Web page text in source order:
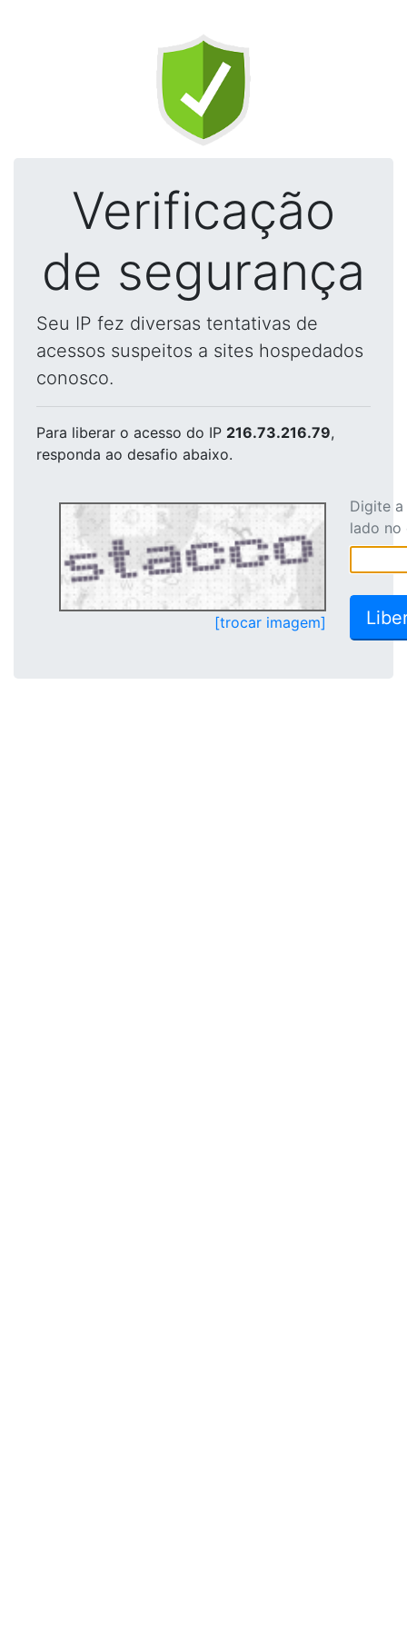
Verificação
de segurança
Seu IP fez diversas tentativas de
acessos suspeitos a sites hospedados
conosco.
Para liberar o acesso do IP 216.73.216.79,
responda ao desafio abaixo.
[trocar imagem]
Digite
lado no